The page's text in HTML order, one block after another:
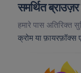
समर्थित
हमारे पास अतिरिक्त
क्रोम या फ़ायरफ़ॉक्स